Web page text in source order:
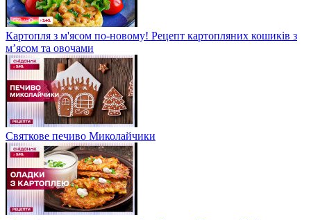
Картопля з м'ясом по-новому! Рецепт картопляних кошиків з
м’ясом та овочами
Святкове печиво Миколайчики